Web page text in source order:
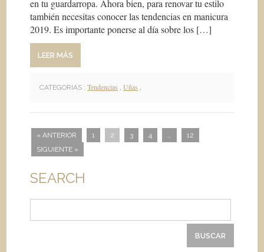
en tu guardarropa. Ahora bien, para renovar tu estilo
también necesitas conocer las tendencias en manicura
2019. Es importante ponerse al día sobre los […]
LEER MÁS
CATEGORIAS : Tendencias ,Uñas
« ANTERIOR 1 2 3 4 …
12
SIGUIENTE »
SEARCH